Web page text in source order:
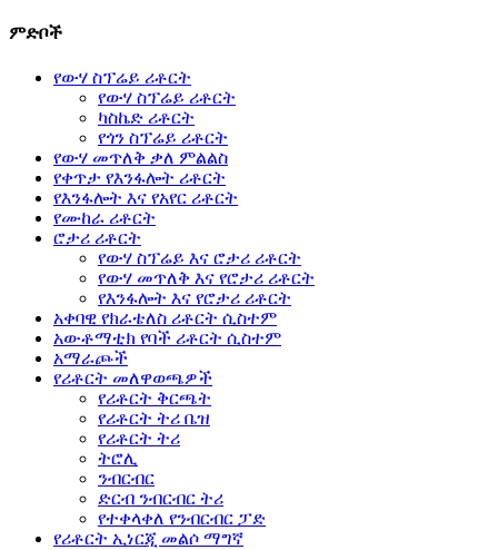
ምድቦች
የውሃ ስፕሬይ ሪቶርት
የውሃ ስፕሬይ ሪቶርት
ካስኬድ ሪቶርት
የጎን ስፕሬይ ሪቶርት
የውሃ መጥለቅ ቃለ ምልልስ
የቀጥታ የእንፋሎት ሪቶርት
የእንፋሎት እና የአየር ሪቶርት
የሙከራ ሪቶርት
ሮታሪ ሪቶርት
የውሃ ስፕሬይ እና ሮታሪ ሪቶርት
የውሃ መጥለቅ እና የሮታሪ ሪቶርት
የእንፋሎት እና የሮታሪ ሪቶርት
አቀባዊ የክራቴለስ ሪቶርት ሲስተም
አውቶማቲክ የባች ሪቶርት ሲስተም
አማራጮች
የሪቶርት መለዋወጫዎች
የሪቶርት ቅርጫት
የሪቶርት ትሪ ቤዝ
የሪቶርት ትሪ
ትሮሊ
ንብርብር
ድርብ ንብርብር ትሪ
የተቀላቀለ የንብርብር ፓድ
የሪቶርት ኢነርጂ መልሶ ማግኛ